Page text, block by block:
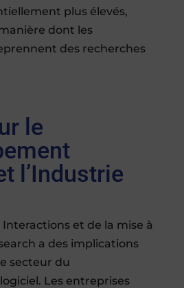
plus élevés,
dont les
des recherches
le
l’Industrie
Interactions et de la mise à
a des implications
secteur du
Les entreprises